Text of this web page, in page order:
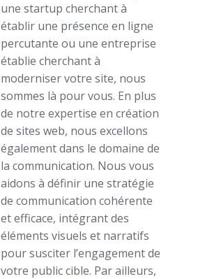
une startup cherchant à
établir une présence en ligne
percutante ou une entreprise
établie cherchant à
moderniser votre site, nous
sommes là pour vous. En plus
de notre expertise en création
de sites web, nous excellons
également dans le domaine de
la communication. Nous vous
aidons à définir une stratégie
de communication cohérente
et efficace, intégrant des
éléments visuels et narratifs
pour susciter l’engagement de
votre public cible. Par ailleurs,